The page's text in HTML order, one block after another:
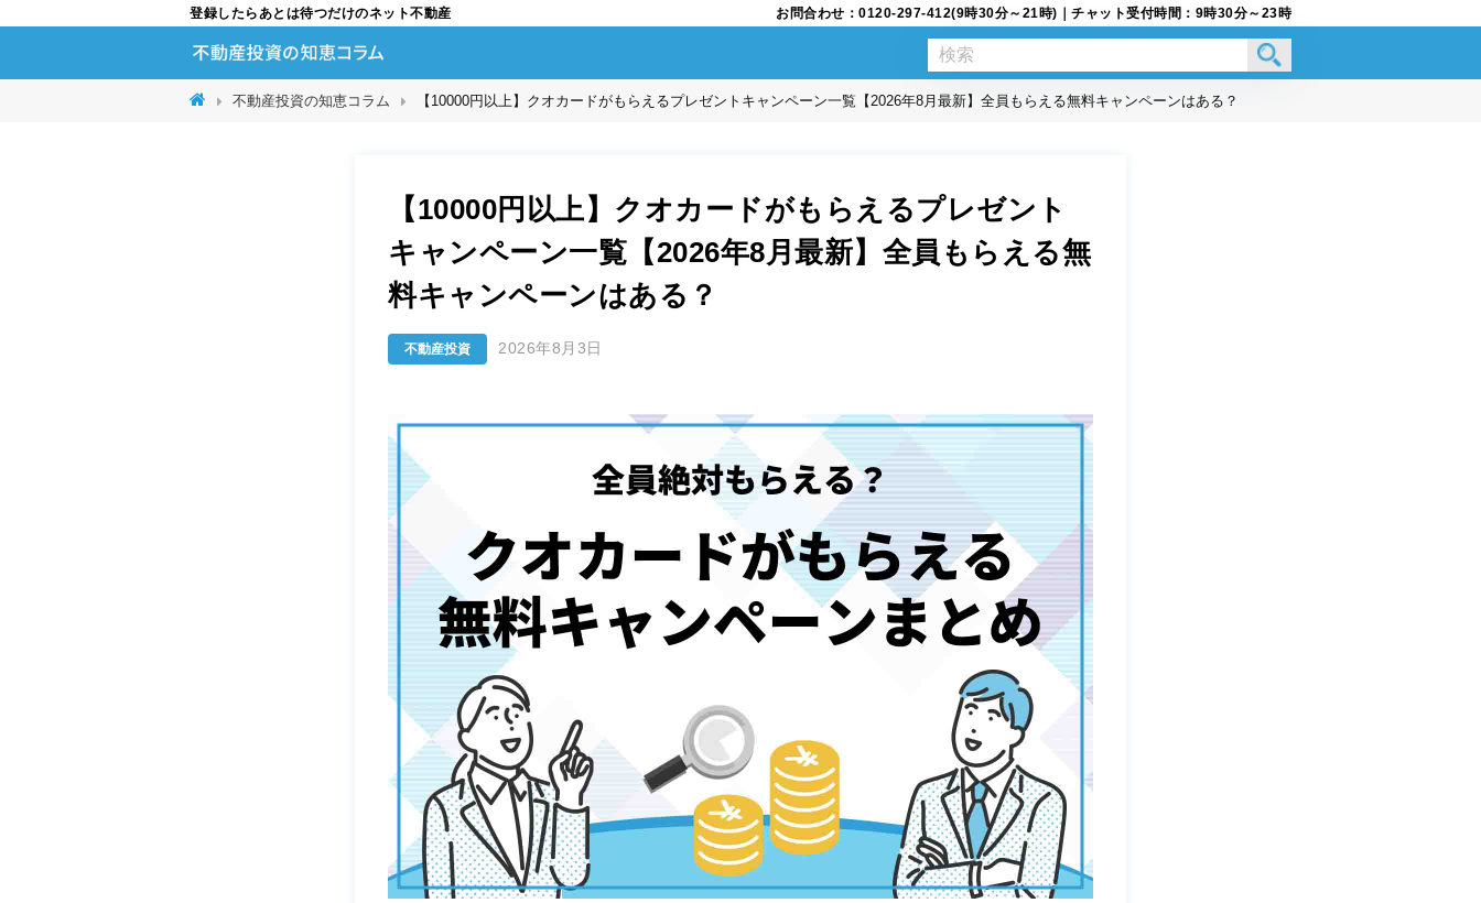
登録したらあとは待つだけのネット不動産 お問合わせ：0120-297-412(9時30分～21時)｜チャット受付時間：9時30分～23時
不動産投資の知恵コラム 【10000円以上】クオカードがもらえるプレゼントキャンペーン一覧【2026年8月最新】全員もらえる無料キャンペーンはある？
【10000円以上】クオカードがもらえるプレゼント
キャンペーン一覧【2026年8月最新】全員もらえる無
料キャンペーンはある？
不動産投資 2026年8月3日